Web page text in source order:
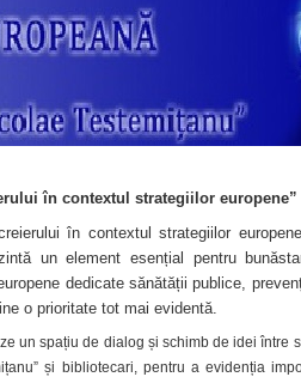
în contextul strategiilor europene”
în contextul strategiilor
un element esențial pentru
dedicate sănătății publice,
o prioritate tot mai evidentă.
un spațiu de dialog și schimb de idei între
și bibliotecari, pentru a evidenția